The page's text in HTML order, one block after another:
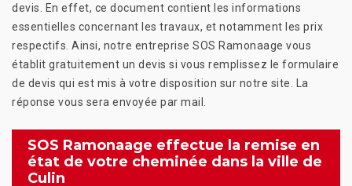
devis. En effet, ce document contient les informations
essentielles concernant les travaux, et notamment les prix
respectifs. Ainsi, notre entreprise SOS Ramonaage vous
établit gratuitement un devis si vous remplissez le formulaire
de devis qui est mis à votre disposition sur notre site. La
réponse vous sera envoyée par mail.
SOS Ramonaage effectue la remise en
état de votre cheminée dans la ville de
Culin